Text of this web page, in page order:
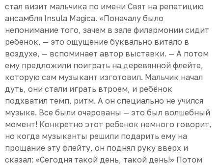
стал визит мальчика по имени Свят на репетицию
ансамбля Insula Magica. «Поначалу было
непонимание того, зачем в зале филармонии сидит
ребенок, — это ощущение буквально витало в
воздухе, — вспоминает автор выставки. — А потом
ему предложили поиграть на деревянной флейте,
которую сам музыкант изготовил. Мальчик начал
дуть, они стали играть втроем, и ребёнок
подхватил темп, ритм. А он специально не учился
музыке. Все были очарованы — это был волшебный
момент! Конкретно этот ребенок немного говорит,
но когда музыканты решили подарить ему на
прощание эту флейту, он поднял руку вверх и
сказал: «Сегодня такой день, такой день!» Потом